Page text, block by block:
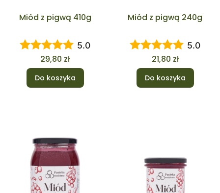
Miód z pigwą 410g
5.0
Cena
29,80 zł
Do koszyka
Miód z pigwą 240g
5.0
Cena
21,80 zł
Do koszyka